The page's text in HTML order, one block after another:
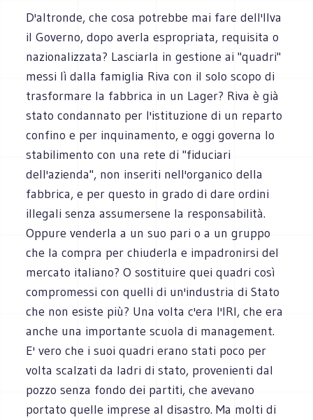
D'altronde, che cosa potrebbe mai fare dell'Ilva
il Governo, dopo averla espropriata, requisita o
nazionalizzata? Lasciarla in gestione ai "quadri"
messi lì dalla famiglia Riva con il solo scopo di
trasformare la fabbrica in un Lager? Riva è già
stato condannato per l'istituzione di un reparto
confino e per inquinamento, e oggi governa lo
stabilimento con una rete di "fiduciari
dell'azienda", non inseriti nell'organico della
fabbrica, e per questo in grado di dare ordini
illegali senza assumersene la responsabilità.
Oppure venderla a un suo pari o a un gruppo
che la compra per chiuderla e impadronirsi del
mercato italiano? O sostituire quei quadri così
compromessi con quelli di un'industria di Stato
che non esiste più? Una volta c'era l'IRI, che era
anche una importante scuola di management.
E' vero che i suoi quadri erano stati poco per
volta scalzati da ladri di stato, provenienti dal
pozzo senza fondo dei partiti, che avevano
portato quelle imprese al disastro. Ma molti di